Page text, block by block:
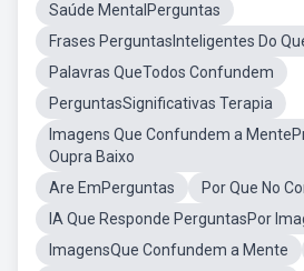
Saúde MentalPerguntas
Frases PerguntasInteligentes Do
Palavras QueTodos Confundem
PerguntasSignificativas Terapia
Imagens Que Confundem a
Oupra Baixo
Are EmPerguntas
Por Que No
IA Que Responde PerguntasPor
ImagensQue Confundem a Mente